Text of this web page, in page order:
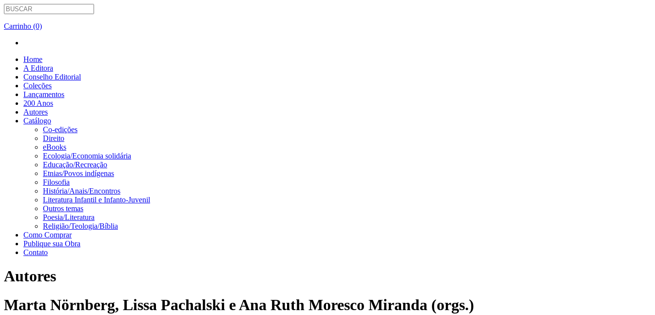
Carrinho (0)
Home
A Editora
Conselho Editorial
Coleções
Lançamentos
200 Anos
Autores
Catálogo
Co-edições
Direito
eBooks
Ecologia/Economia solidária
Educação/Recreação
Etnias/Povos indígenas
Filosofia
História/Anais/Encontros
Literatura Infantil e Infanto-Juvenil
Outros temas
Poesia/Literatura
Religião/Teologia/Bíblia
Como Comprar
Publique sua Obra
Contato
Autores
Marta Nörnberg, Lissa Pachalski e Ana Ruth Moresco Miranda (orgs.)